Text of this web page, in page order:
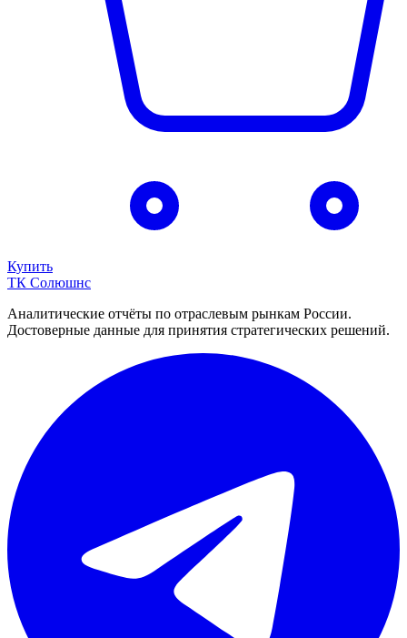
Купить
ТК Солюшнс
Аналитические отчёты по отраслевым рынкам России.
Достоверные данные для принятия стратегических решений.